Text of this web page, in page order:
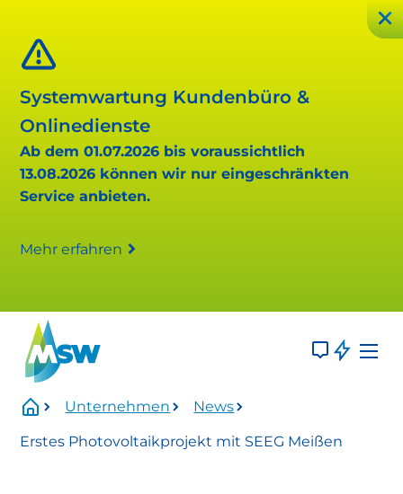
Systemwartung Kundenbüro &
Onlinedienste
Ab dem 01.07.2026 bis voraussichtlich
13.08.2026 können wir nur eingeschränkten
Service anbieten.
Mehr erfahren
Mittwoch, 01.07.2026 Uhr bis voraussichtlich
Unternehmen News
Erstes Photovoltaikprojekt mit SEEG Meißen